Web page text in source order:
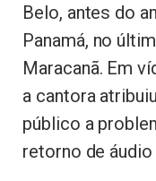
Belo, antes do
Panamá, no
Maracanã. Em
a cantora
público a
retorno de